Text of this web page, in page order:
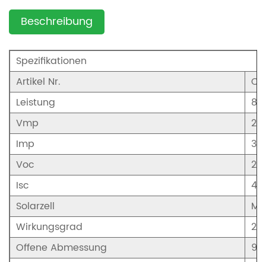
Beschreibung
Spezifikationen
Artikel Nr.
Leistung
Vmp
Imp
Voc
Isc
Solarzell
Wirkungsgrad
Offene Abmessung